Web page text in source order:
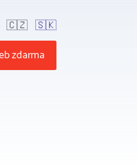
🇨🇿 🇸🇰
zdarma